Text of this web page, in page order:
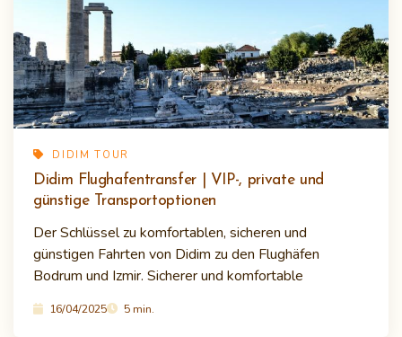
DIDIM TOUR
Didim Flughafentransfer | VIP-, private und
günstige Transportoptionen
Der Schlüssel zu komfortablen, sicheren und
günstigen Fahrten von Didim zu den Flughäfen
Bodrum und Izmir. Sicherer und komfortable
16/04/2025 5 min.